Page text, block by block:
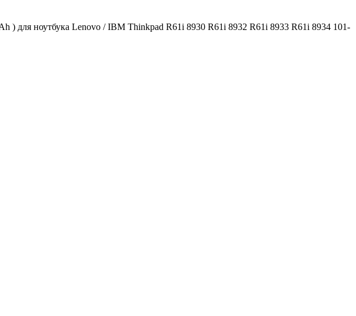
) для ноутбука Lenovo / IBM Thinkpad R61i 8930 R61i 8932 R61i 8933 R61i 8934 101-